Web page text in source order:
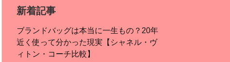
新着記事
ブランドバッグは本当に一生もの？20年
近く使って分かった現実【シャネル・ヴ
ィトン・コーチ比較】